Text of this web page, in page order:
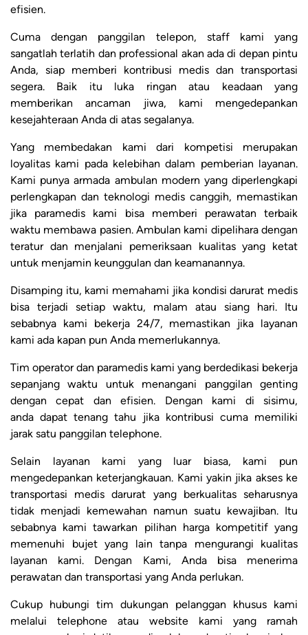
efisien.
Cuma dengan panggilan telepon, staff kami yang
sangatlah terlatih dan professional akan ada di depan pintu
Anda, siap memberi kontribusi medis dan transportasi
segera. Baik itu luka ringan atau keadaan yang
memberikan ancaman jiwa, kami mengedepankan
kesejahteraan Anda di atas segalanya.
Yang membedakan kami dari kompetisi merupakan
loyalitas kami pada kelebihan dalam pemberian layanan.
Kami punya armada ambulan modern yang diperlengkapi
perlengkapan dan teknologi medis canggih, memastikan
jika paramedis kami bisa memberi perawatan terbaik
waktu membawa pasien. Ambulan kami dipelihara dengan
teratur dan menjalani pemeriksaan kualitas yang ketat
untuk menjamin keunggulan dan keamanannya.
Disamping itu, kami memahami jika kondisi darurat medis
bisa terjadi setiap waktu, malam atau siang hari. Itu
sebabnya kami bekerja 24/7, memastikan jika layanan
kami ada kapan pun Anda memerlukannya.
Tim operator dan paramedis kami yang berdedikasi bekerja
sepanjang waktu untuk menangani panggilan genting
dengan cepat dan efisien. Dengan kami di sisimu,
anda dapat tenang tahu jika kontribusi cuma memiliki
jarak satu panggilan telephone.
Selain layanan kami yang luar biasa, kami pun
mengedepankan keterjangkauan. Kami yakin jika akses ke
transportasi medis darurat yang berkualitas seharusnya
tidak menjadi kemewahan namun suatu kewajiban. Itu
sebabnya kami tawarkan pilihan harga kompetitif yang
memenuhi bujet yang lain tanpa mengurangi kualitas
layanan kami. Dengan Kami, Anda bisa menerima
perawatan dan transportasi yang Anda perlukan.
Cukup hubungi tim dukungan pelanggan khusus kami
melalui telephone atau website kami yang ramah